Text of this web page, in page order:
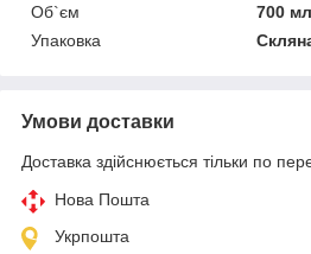
Об`єм
700 мл
Упаковка
Умови доставки
Доставка здійснюється тільки по
Нова Пошта
Укрпошта